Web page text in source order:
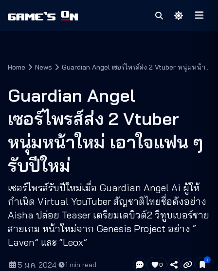
Home News
Guardian Angel เซอร์ไพรส์ส่ง 2 Vtuber หนุ่มหน้า
Guardian Angel
เซอร์ไพรส์ส่ง 2 Vtuber
หนุ่มหน้าใหม่ เอาใจแฟน ๆ
รับปีใหม่
เซอร์ไพรส์รับปีใหม่เมื่อ Guardian Angel Ai ผู้ให้
กำเนิด Virtual YouTuber สัญชาติไทยชื่อดังอย่าง
Aisha ปล่อย Teaser เตรียมเดบิวต์2 วีทูบเบอร์ชาย
สายเกม หน้าใหม่จาก Genesis Project อย่าง “
Laven” และ “Leox”
5 ม.ค. 2024· 1 min read 0